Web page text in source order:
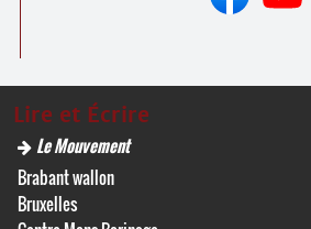
Lire et Écrire
Le Mouvement
Brabant wallon
Bruxelles